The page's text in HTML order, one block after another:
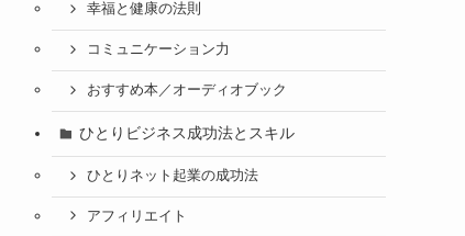
幸福と健康の法則
コミュニケーション力
おすすめ本／オーディオブック
ひとりビジネス成功法とスキル
ひとりネット起業の成功法
アフィリエイト